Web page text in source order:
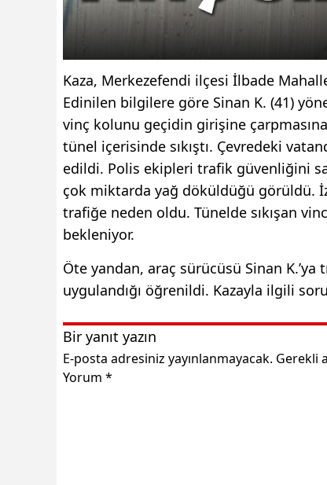
Kaza, Merkezefendi ilçesi İlbade
Edinilen bilgilere göre Sinan K. (41)
vinç kolunu geçidin girişine
tünel içerisinde sıkıştı. Çevredeki
edildi. Polis ekipleri trafik güvenliğini
çok miktarda yağ döküldüğü görüldü.
trafiğe neden oldu. Tünelde sıkışan
bekleniyor.
Öte yandan, araç sürücüsü Sinan
uygulandığı öğrenildi. Kazayla ilgili
Bir yanıt yazın
E-posta adresiniz yayınlanmayacak. Gerekli
Yorum *